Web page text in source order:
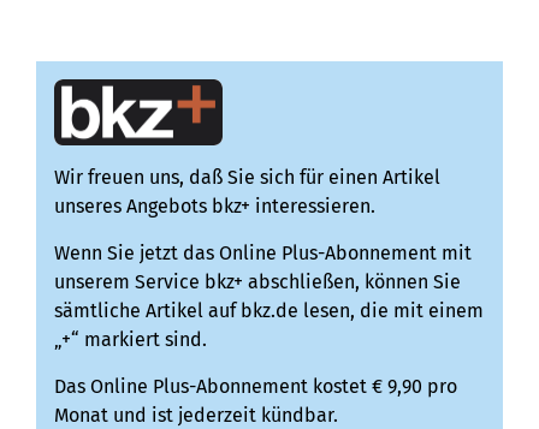
Wir freuen uns, daß Sie sich für einen Artikel
unseres Angebots bkz+ interessieren.
Wenn Sie jetzt das Online Plus-Abonnement mit
unserem Service bkz+ abschließen, können Sie
sämtliche Artikel auf bkz.de lesen, die mit einem
„+“ markiert sind.
Das Online Plus-Abonnement kostet € 9,90 pro
Monat und ist jederzeit kündbar.